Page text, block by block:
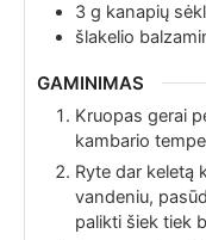
3 g kanapių
šlakelio
GAMINIMAS
Kruopas gerai
kambario
Ryte dar keletą
vandeniu,
palikti šiek tiek